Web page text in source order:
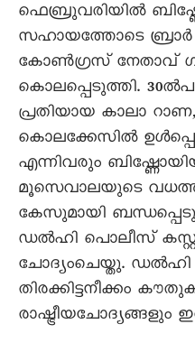
ഫെബ്രുവരിയില്‍
സഹായത്തോടെ
കോണ്‍ഗ്രസ് നേതാവ്
കൊലപ്പെടുത്തി.
പ്രതിയായ കാലാ
കൊലക്കേസില്‍
എന്നിവരും
മൂസെവാലയുടെ
കേസുമായി
ഡല്‍ഹി പൊലീസ്
ചോദ്യംചെയ്തു.
തിരക്കിട്ടനീക്കം
രാഷ്ട്രീയചോദ്യങ്ങളും